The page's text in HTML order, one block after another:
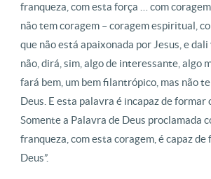
franqueza, com esta força … com
não tem coragem – coragem espiritual,
que não está apaixonada por Jesus, e
não, dirá, sim, algo de interessante, algo
fará bem, um bem filantrópico, mas não
Deus. E esta palavra é incapaz de formar
Somente a Palavra de Deus proclamada
franqueza, com esta coragem, é capaz de
Deus”.